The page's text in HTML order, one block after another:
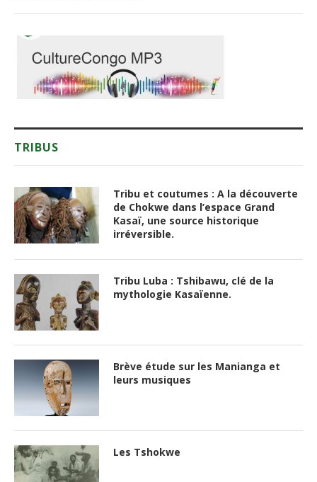
TRIBUS
Tribu et coutumes : A la découverte
de Chokwe dans l’espace Grand
Kasaï, une source historique
irréversible.
Tribu Luba : Tshibawu, clé de la
mythologie Kasaïenne.
Brève étude sur les Manianga et
leurs musiques
Les Tshokwe